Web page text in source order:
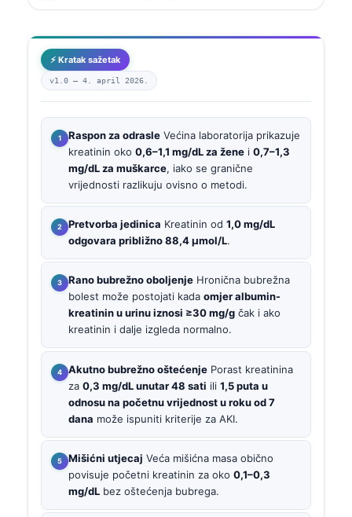
⚡ Kratak sažetak
v1.0 — 4. april 2026.
Raspon za odrasle Većina laboratorija prikazuje
kreatinin oko 0,6–1,1 mg/dL za žene i 0,7–1,3
mg/dL za muškarce, iako se granične
vrijednosti razlikuju ovisno o metodi.
Pretvorba jedinica Kreatinin od 1,0 mg/dL
odgovara približno 88,4 µmol/L.
Rano bubrežno oboljenje Hronična bubrežna
bolest može postojati kada omjer albumin-
kreatinin u urinu iznosi ≥30 mg/g čak i ako
kreatinin i dalje izgleda normalno.
Akutno bubrežno oštećenje Porast kreatinina
za 0,3 mg/dL unutar 48 sati ili 1,5 puta u
odnosu na početnu vrijednost u roku od 7
dana može ispuniti kriterije za AKI.
Mišićni utjecaj Veća mišićna masa obično
povisuje početni kreatinin za oko 0,1–0,3
mg/dL bez oštećenja bubrega.